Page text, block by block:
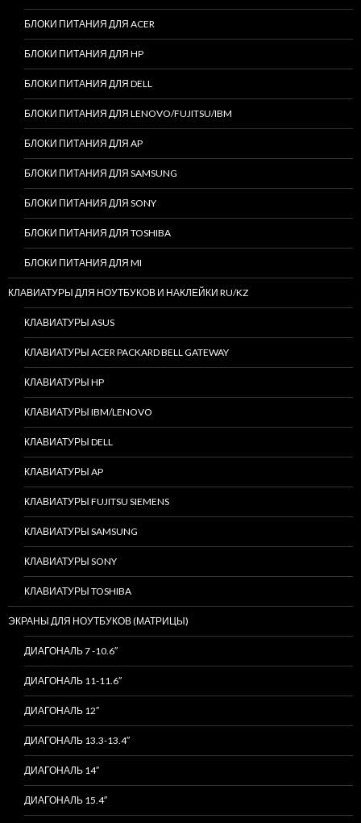
БЛОКИ ПИТАНИЯ ДЛЯ ACER
БЛОКИ ПИТАНИЯ ДЛЯ HP
БЛОКИ ПИТАНИЯ ДЛЯ DELL
БЛОКИ ПИТАНИЯ ДЛЯ LENOVO/FUJITSU/IBM
БЛОКИ ПИТАНИЯ ДЛЯ AP
БЛОКИ ПИТАНИЯ ДЛЯ SAMSUNG
БЛОКИ ПИТАНИЯ ДЛЯ SONY
БЛОКИ ПИТАНИЯ ДЛЯ TOSHIBA
БЛОКИ ПИТАНИЯ ДЛЯ MI
КЛАВИАТУРЫ ДЛЯ НОУТБУКОВ И НАКЛЕЙКИ RU/KZ
КЛАВИАТУРЫ ASUS
КЛАВИАТУРЫ ACER PACKARD BELL GATEWAY
КЛАВИАТУРЫ HP
КЛАВИАТУРЫ IBM/LENOVO
КЛАВИАТУРЫ DELL
КЛАВИАТУРЫ AP
КЛАВИАТУРЫ FUJITSU SIEMENS
КЛАВИАТУРЫ SAMSUNG
КЛАВИАТУРЫ SONY
КЛАВИАТУРЫ TOSHIBA
ЭКРАНЫ ДЛЯ НОУТБУКОВ (МАТРИЦЫ)
ДИАГОНАЛЬ 7 -10.6″
ДИАГОНАЛЬ 11-11.6″
ДИАГОНАЛЬ 12″
ДИАГОНАЛЬ 13.3-13.4″
ДИАГОНАЛЬ 14″
ДИАГОНАЛЬ 15.4″